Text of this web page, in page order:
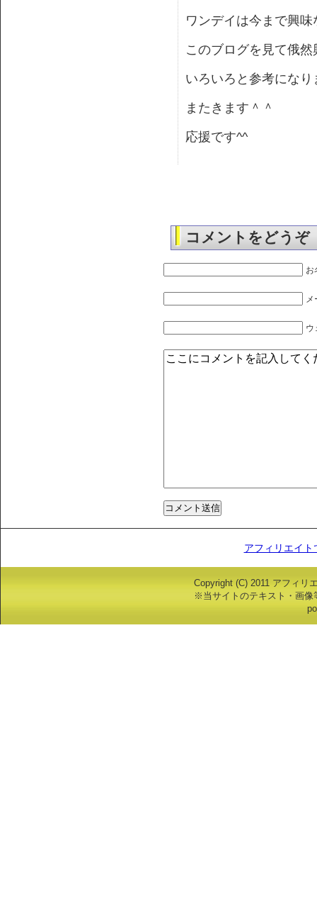
ワンデイは今まで興
このブログを見て俄
いろいろと参考にな
またきます＾＾
応援です^^
コメントをどうぞ
お
メ
ウ
アフィリエイ
Copyright (C) 2011 アフィリ
※当サイトのテキスト・画像